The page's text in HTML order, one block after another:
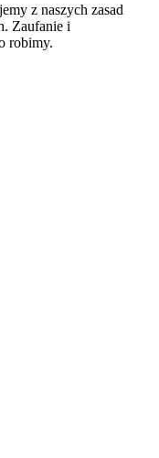
z naszych zasad
Zaufanie i
robimy.